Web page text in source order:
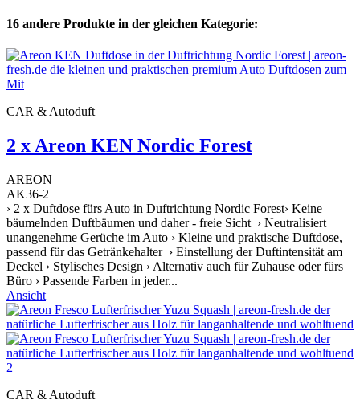
16 andere Produkte in der gleichen Kategorie:
CAR & Autoduft
2 x Areon KEN Nordic Forest
AREON
AK36-2
› 2 x Duftdose fürs Auto in Duftrichtung Nordic Forest› Keine
bäumelnden Duftbäumen und daher - freie Sicht › Neutralisiert
unangenehme Gerüche im Auto › Kleine und praktische Duftdose,
passend für das Getränkehalter › Einstellung der Duftintensität am
Deckel › Stylisches Design › Alternativ auch für Zuhause oder fürs
Büro › Passende Farben in jeder...
Ansicht
CAR & Autoduft